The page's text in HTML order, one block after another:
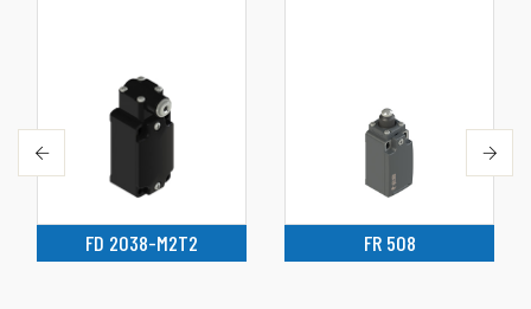
FD 2038-M2T2 FR 508